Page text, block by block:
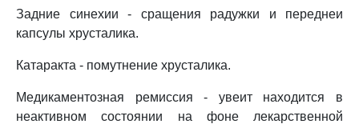
Задние синехии - сращения радужки и переднеи
капсулы хрусталика.
Катаракта - помутнение хрусталика.
Медикаментозная ремиссия - увеит находится в
неактивном состоянии на фоне лекарственной